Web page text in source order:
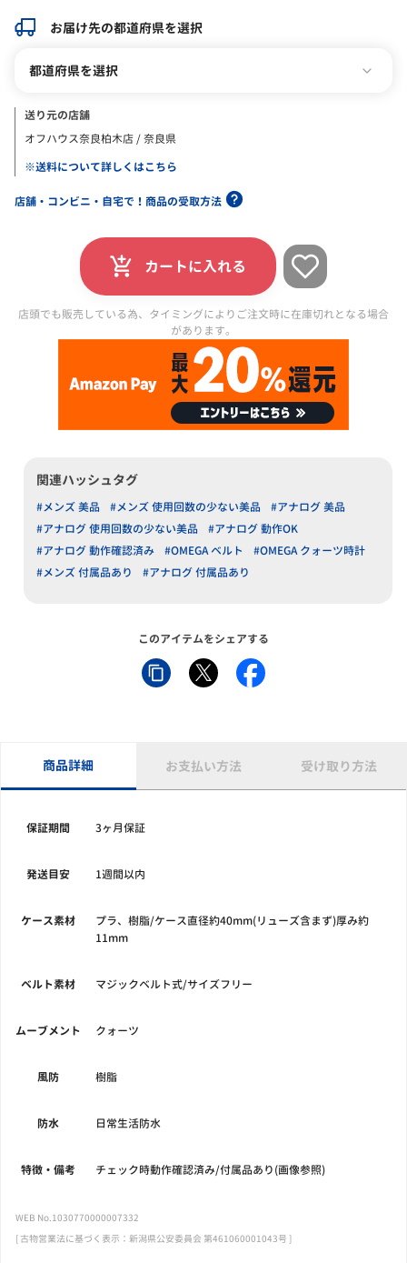
お届け先の都道府県を選択
都道府県を選択
送り元の店舗
オフハウス奈良柏木店 / 奈良県
※送料について詳しくはこちら
店舗・コンビニ・自宅で！商品の受取方法
カートに入れる
店頭でも販売している為、タイミングによりご注文時に在庫切れとなる場合
があります。
関連ハッシュタグ
#メンズ 美品 #メンズ 使用回数の少ない美品
#アナログ 美品
#アナログ 使用回数の少ない美品
#アナログ 動作OK
#アナログ 動作確認済み
#OMEGA ベルト
#OMEGA クォーツ時計
#メンズ 付属品あり
#アナログ 付属品あり
このアイテムをシェアする
商品詳細 お支払い方法 受け取り方法
保証期間 3ヶ月保証
発送目安 1週間以内
ケース素材
プラ、樹脂/ケース直径約40mm(リューズ含まず)厚み約
11mm
ベルト素材 マジックベルト式/サイズフリー
ムーブメント クォーツ
風防 樹脂
防水 日常生活防水
特徴・備考 チェック時動作確認済み/付属品あり(画像参照)
WEB No.1030770000007332
[ 古物営業法に基づく表示：新潟県公安委員会 第461060001043号 ]